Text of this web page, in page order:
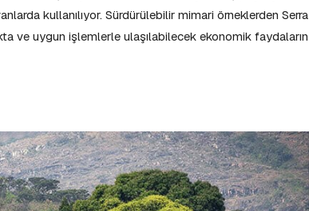
kullanılıyor. Sürdürülebilir mimari örneklerden Serra
ve uygun işlemlerle ulaşılabilecek ekonomik faydaların